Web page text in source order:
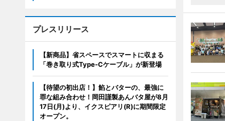
プレスリリース
【新商品】省スペースでスマートに収まる
「巻き取り式Type-Cケーブル」が新登場
【待望の初出店！】餡とバターの、最強に
罪な組み合わせ！岡田謹製あんバタ屋が8月
17日(月)より、イクスピアリ(R)に期間限定
オープン。